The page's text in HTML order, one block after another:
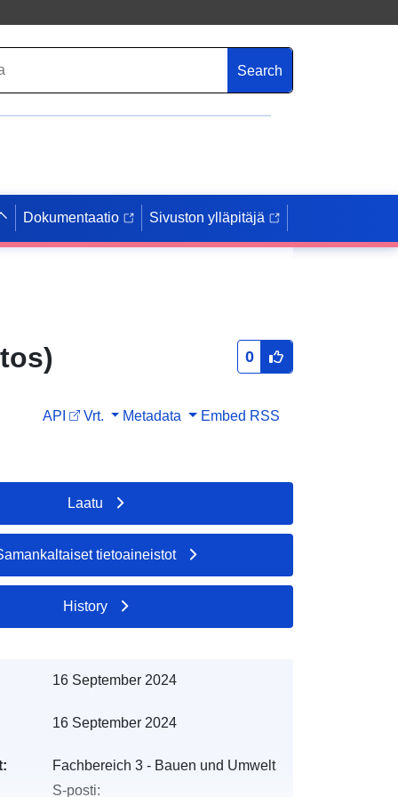
Search
Dokumentaatio Sivuston ylläpitäjä
0
API Vrt. Metadata Embed RSS
Laatu
tietoaineistot
History
16 September 2024
16 September 2024
Fachbereich 3 - Bauen und Umwelt
S-posti: